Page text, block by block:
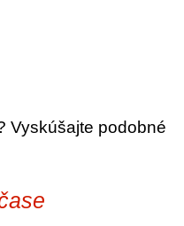
Vyskúšajte podobné